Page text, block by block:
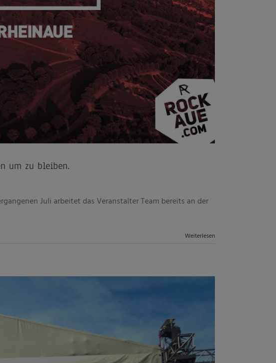
um zu bleiben.
Juli arbeitet das Veranstalter Team bereits an der
Weiterlesen